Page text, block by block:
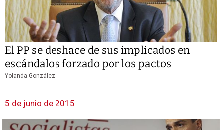
El PP se deshace de sus implicados en
escándalos forzado por los pactos
Yolanda González
5 de junio de 2015